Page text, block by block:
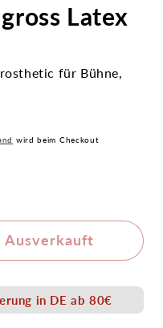
Latex
für Bühne,
wird beim Checkout
Ausverkauft
in DE ab 80€